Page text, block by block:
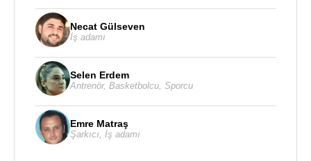
Necat Gülseven
İş adamı
Selen Erdem
Antrenör, Basketbolcu Sporcu
Emre Matraş
Şarkıcı İş adamı